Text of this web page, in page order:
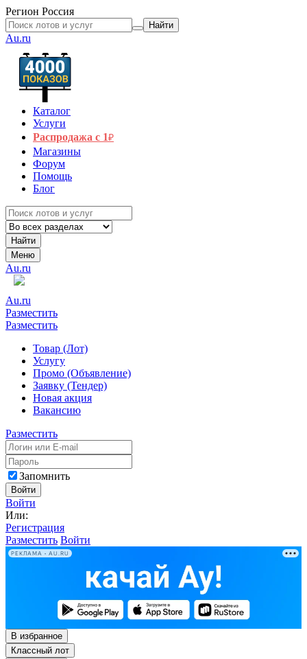
Регион Россия
Найти
Au.ru
Каталог
Услуги
Распродажа с 1₽
Магазины
Форум
Помощь
Блог
Найти
Меню
Au.ru
Au.ru
Разместить
Разместить
Товар (Лот)
Услугу
Промо (Объявление)
Заявку (Тендер)
Новая акция
Вакансию
Разместить
Запомнить
Войти
Войти
Или:
Регистрация
Разместить Войти
РЕКЛАМА • AU.RU
В избранное
Классный лот